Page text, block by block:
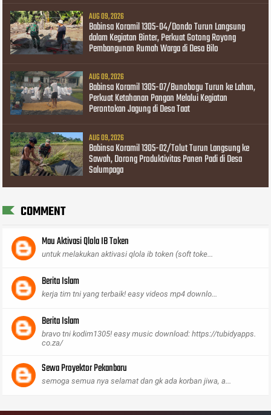
AUG 09, 2026
Babinsa Koramil 1305-04/Dondo Turun Langsung
dalam Kegiatan Binter, Perkuat Gotong Royong
Pembangunan Rumah Warga di Desa Bilo
AUG 09, 2026
Babinsa Koramil 1305-07/Bunobogu Turun ke Lahan,
Perkuat Ketahanan Pangan Melalui Kegiatan
Perontokan Jagung di Desa Taat
AUG 09, 2026
Babinsa Koramil 1305-02/Tolut Turun Langsung ke
Sawah, Dorong Produktivitas Panen Padi di Desa
Salumpaga
COMMENT
Mau Aktivasi Qlola IB Token
untuk melakukan aktivasi qlola ib token (soft toke...
Berita Islam
kerja tim tni yang terbaik! easy videos mp4 downlo...
Berita Islam
bravo tni kodim1305! easy music download: https://tubidyapps.
co.za/
Sewa Proyektor Pekanbaru
semoga semua nya selamat dan gk ada korban jiwa, a...